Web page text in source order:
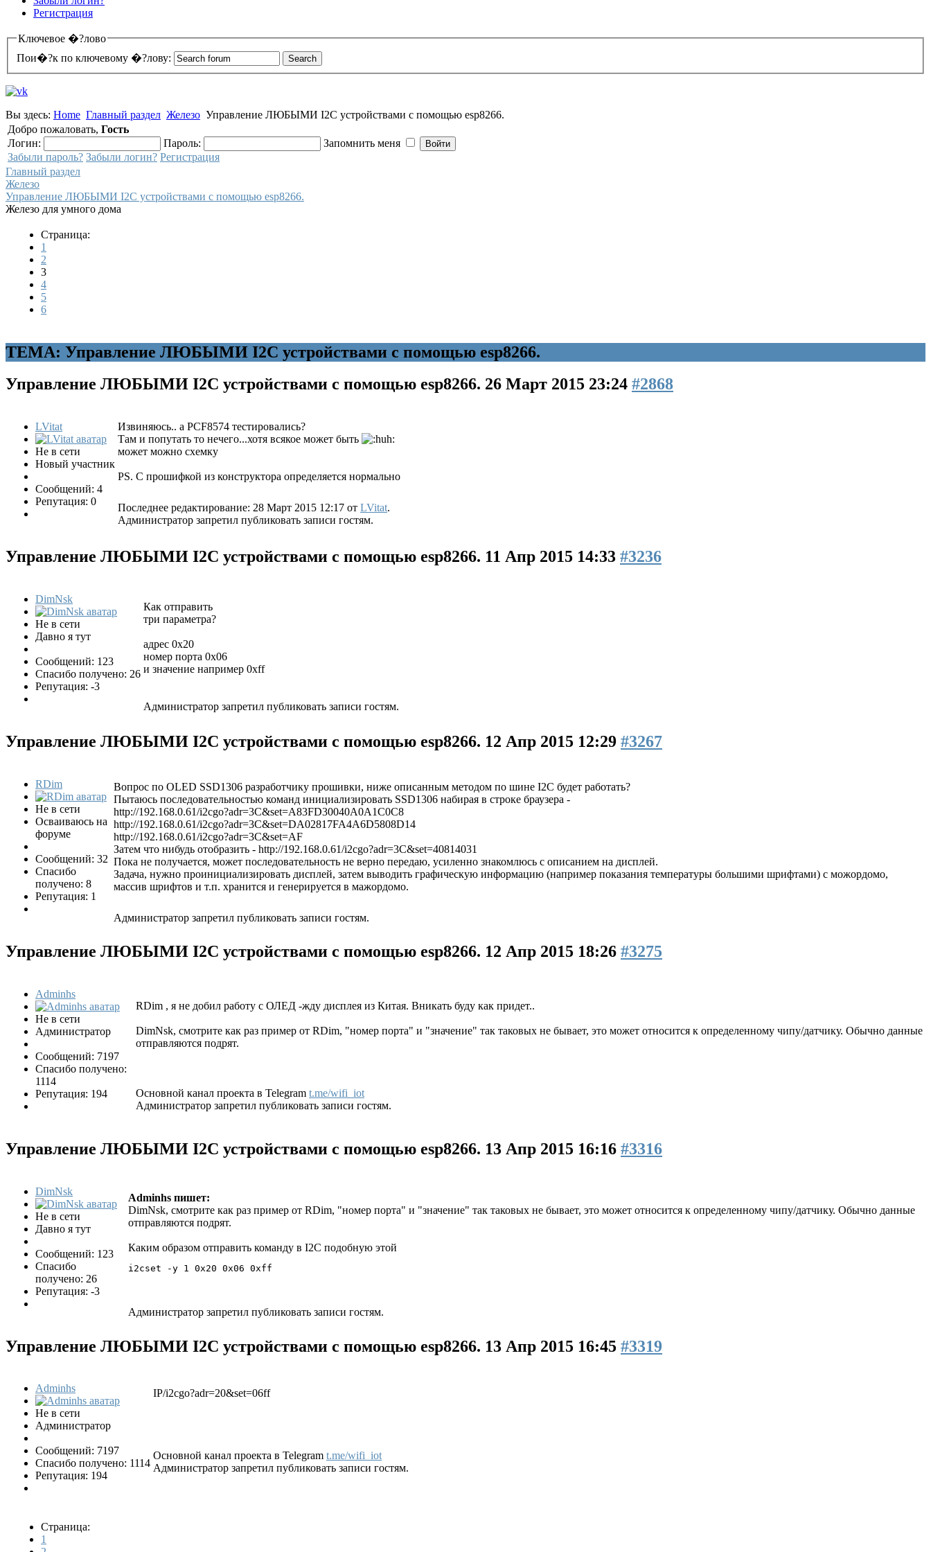
Регистрация
Ключевое �?лово
Пои�?к по ключевому �?лову:
Вы здесь: Home Главный раздел Железо Управление ЛЮБЫМИ I2C устройствами с помощью esp8266.
Добро пожаловать, Гость
Логин:
Пароль:
Запомнить меня
Забыли пароль? Забыли логин? Регистрация
Главный раздел
Железо
Управление ЛЮБЫМИ I2C устройствами с помощью esp8266.
Железо для умного дома
Страница:
1
2
3
4
5
6
ТЕМА: Управление ЛЮБЫМИ I2C устройствами с помощью esp8266.
Управление ЛЮБЫМИ I2C устройствами с помощью esp8266. 26 Март 2015 23:24 #2868
LVitat
Не в сети
Новый участник
Сообщений: 4
Репутация: 0
Извиняюсь.. а PCF8574 тестировались?
Там и попутать то нечего...хотя всякое может быть
может можно схемку
PS. С прошифкой из конструктора определяется нормально
Последнее редактирование: 28 Март 2015 12:17 от LVitat.
Администратор запретил публиковать записи гостям.
Управление ЛЮБЫМИ I2C устройствами с помощью esp8266. 11 Апр 2015 14:33 #3236
DimNsk
Не в сети
Давно я тут
Сообщений: 123
Спасибо получено: 26
Репутация: -3
Как отправить
три параметра?
адрес 0x20
номер порта 0х06
и значение например 0xff
Администратор запретил публиковать записи гостям.
Управление ЛЮБЫМИ I2C устройствами с помощью esp8266. 12 Апр 2015 12:29 #3267
RDim
Не в сети
Осваиваюсь на
форуме
Сообщений: 32
Спасибо
получено: 8
Репутация: 1
Вопрос по OLED SSD1306 разработчику прошивки, ниже описанным методом по шине I2C будет работать?
Пытаюсь последовательностью команд инициализировать SSD1306 набирая в строке браузера -
http://192.168.0.61/i2cgo?adr=3C&set=A83FD30040A0A1C0C8
http://192.168.0.61/i2cgo?adr=3C&set=DA02817FA4A6D5808D14
http://192.168.0.61/i2cgo?adr=3C&set=AF
Затем что нибудь отобразить - http://192.168.0.61/i2cgo?adr=3C&set=40814031
Пока не получается, может последовательность не верно передаю, усиленно знакомлюсь с описанием на дисплей.
Задача, нужно проинициализировать дисплей, затем выводить графическую информацию (например показания температуры большими шрифтами) с можордомо,
массив шрифтов и т.п. хранится и генерируется в мажордомо.
Администратор запретил публиковать записи гостям.
Управление ЛЮБЫМИ I2C устройствами с помощью esp8266. 12 Апр 2015 18:26 #3275
Adminhs
Не в сети
Администратор
Сообщений: 7197
Спасибо получено:
1114
Репутация: 194
RDim , я не добил работу с ОЛЕД -жду дисплея из Китая. Вникать буду как придет..
DimNsk, смотрите как раз пример от RDim, "номер порта" и "значение" так таковых не бывает, это может относится к определенному чипу/датчику. Обычно данные
отправляются подрят.
Основной канал проекта в Telegram t.me/wifi_iot
Администратор запретил публиковать записи гостям.
Управление ЛЮБЫМИ I2C устройствами с помощью esp8266. 13 Апр 2015 16:16 #3316
DimNsk
Не в сети
Давно я тут
Сообщений: 123
Спасибо
получено: 26
Репутация: -3
Adminhs пишет:
DimNsk, смотрите как раз пример от RDim, "номер порта" и "значение" так таковых не бывает, это может относится к определенному чипу/датчику. Обычно данные
отправляются подрят.
Каким образом отправить команду в I2C подобную этой
i2cset -y 1 0x20 0x06 0xff
Администратор запретил публиковать записи гостям.
Управление ЛЮБЫМИ I2C устройствами с помощью esp8266. 13 Апр 2015 16:45 #3319
Adminhs
Не в сети
Администратор
Сообщений: 7197
Спасибо получено: 1114
Репутация: 194
IP/i2cgo?adr=20&set=06ff
Основной канал проекта в Telegram t.me/wifi_iot
Администратор запретил публиковать записи гостям.
Страница:
1